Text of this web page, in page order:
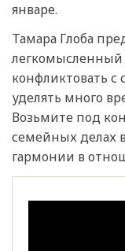
январе.
Тамара Глоба
легкомысленный
конфликтовать
уделять много
Возьмите под
семейных делах
гармонии в